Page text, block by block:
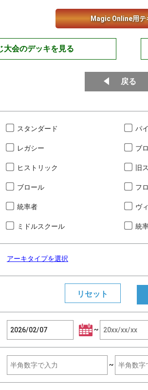
Magic Online用テ
大会のデッキを見る
戻る
スタンダード パ
レガシー ブ
ヒストリック 旧
ブロール フ
統率者 ヴ
ミドルスクール 統
アーキタイプを選択
~
~